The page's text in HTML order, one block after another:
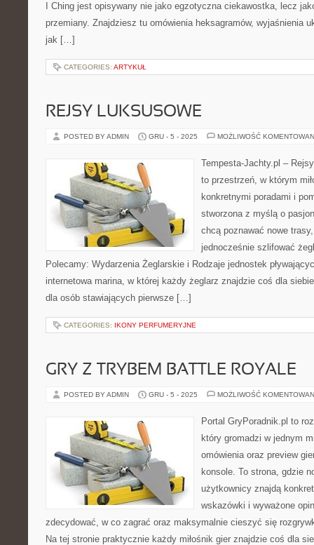
I Ching jest opisywany nie jako egzotyczna ciekawostka, lecz
przemiany. Znajdziesz tu omówienia heksagramów, wyjaśnienia
jak […]
CATEGORIES: ARTYKUŁ
REJSY LUKSUSOWE
POSTED BY ADMIN GRU - 5 - 2025 MOŻLIWOŚĆ
Tempesta-Jachty.pl –
to przestrzeń, w którym
konkretnymi poradami i
stworzona z myślą o
chcą poznawać nowe
jednocześnie szlifować
Polecamy: Wydarzenia Żeglarskie i Rodzaje jednostek
internetowa marina, w której każdy żeglarz znajdzie coś dla
dla osób stawiających pierwsze […]
CATEGORIES: IKONY PERFUMERYJNE
GRY Z TRYBEM BATTLE ROYALE
POSTED BY ADMIN GRU - 5 - 2025 MOŻLIWOŚĆ
Portal GryPoradnik.pl to
który gromadzi w jednym
omówienia oraz preview
konsole. To strona, gdzie
użytkownicy znajdą
wskazówki i wyważone
zdecydować, w co zagrać oraz maksymalnie cieszyć się
Na tej stronie praktycznie każdy miłośnik gier znajdzie coś dla